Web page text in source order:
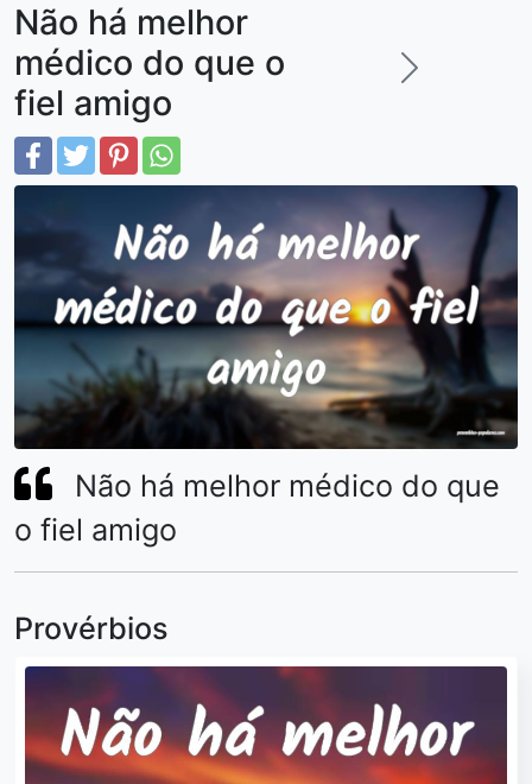
Não há melhor
médico do que o
fiel amigo
Não há melhor médico do que
o fiel amigo
Provérbios